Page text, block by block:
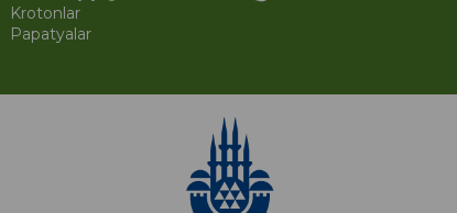
Krotonlar
Papatyalar